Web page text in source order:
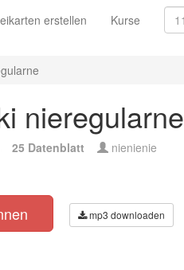
erstellen Kurse
nieregularne
25 Datenblatt nienienie
mp3 downloaden